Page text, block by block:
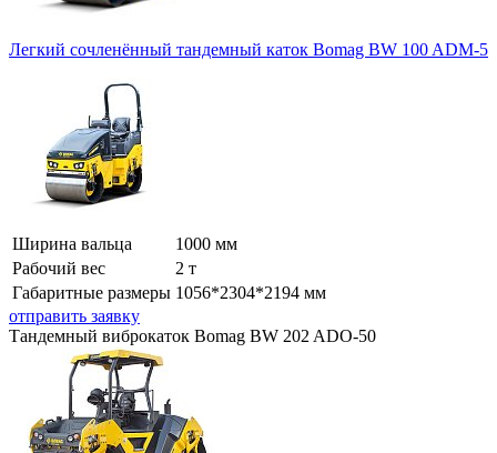
Легкий сочленённый тандемный каток Bomag BW 100 ADM-5
Ширина вальца
1000 мм
Рабочий вес
2 т
Габаритные размеры 1056*2304*2194 мм
отправить заявку
Тандемный виброкаток Bomag BW 202 ADO-50